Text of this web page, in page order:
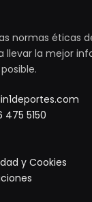
normas éticas
llevar la mejor
475 5150
y Cookies